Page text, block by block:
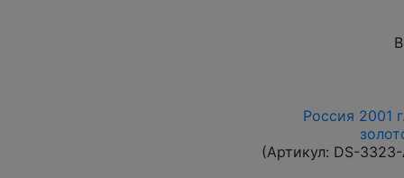
Россия 2001
(Артикул: DS-